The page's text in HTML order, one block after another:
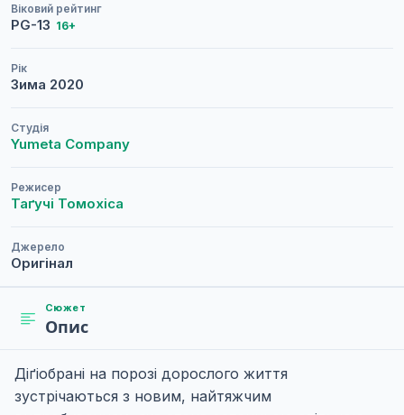
Віковий рейтинг
PG-13 16+
Рік
Зима 2020
Студія
Yumeta Company
Режисер
Таґучі Томохіса
Джерело
Оригінал
Сюжет
Опис
Діґіобрані на порозі дорослого життя
зустрічаються з новим, найтяжчим